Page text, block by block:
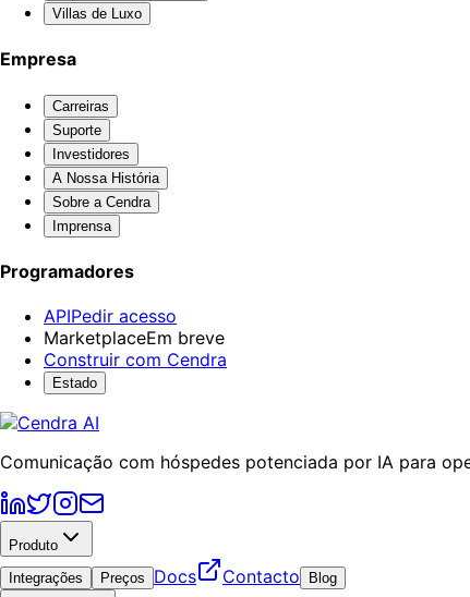
Villas de Luxo
Empresa
Carreiras
Suporte
Investidores
A Nossa História
Sobre a Cendra
Imprensa
Programadores
APIPedir acesso
MarketplaceEm breve
Construir com Cendra
Estado
Comunicação com hóspedes potenciada por IA para
Produto
Integrações
Preços Docs Contacto Blog